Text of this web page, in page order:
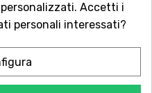
difrumento , olio di
sale, emulsionanti
di acidità E501,
di tè verde,
polvere: Sale, esaltatori
Accetti i
personali interessati?